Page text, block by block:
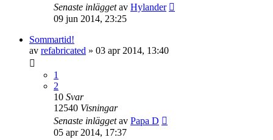
Senaste inläggetav Hylander
09 jun 2014, 23:25
Sommartid!
av refabricated » 03 apr 2014, 13:40
1
2
10 Svar
12540 Visningar
Senaste inläggetav Papa D
05 apr 2014, 17:37